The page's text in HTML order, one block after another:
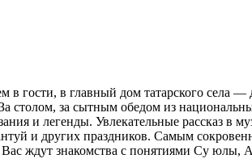
гости, в главный дом татарского села —
столом, за сытным обедом из
и легенды. Увлекательные рассказ в
и других праздников. Самым
Вас ждут знакомства с понятиями Су